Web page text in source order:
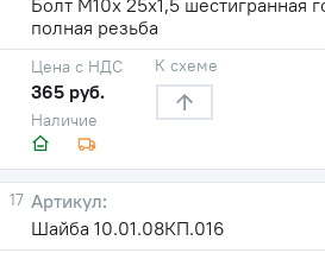
полная резьба
Наличие
Цена с НДС
365 руб.
К схеме
17
Шайба 10.01.08КП.016